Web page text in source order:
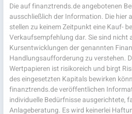
Die auf finanztrends.de angebotenen
ausschließlich der Information. Die hier
stellen zu keinem Zeitpunkt eine Kauf-
Verkaufsempfehlung dar. Sie sind nicht
Kursentwicklungen der genannten
Handlungsaufforderung zu verstehen.
Wertpapieren ist risikoreich und birgt
des eingesetzten Kapitals bewirken
finanztrends.de veröffentlichen
individuelle Bedürfnisse ausgerichtete,
Anlageberatung. Es wird keinerlei